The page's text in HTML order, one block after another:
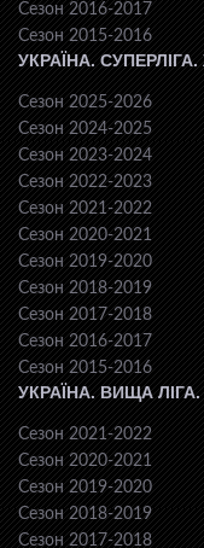
Сезон 2016-2017
Сезон 2015-2016
УКРАЇНА.
Сезон 2025-2026
Сезон 2024-2025
Сезон 2023-2024
Сезон 2022-2023
Сезон 2021-2022
Сезон 2020-2021
Сезон 2019-2020
Сезон 2018-2019
Сезон 2017-2018
Сезон 2016-2017
Сезон 2015-2016
УКРАЇНА. ВИЩА
Сезон 2021-2022
Сезон 2020-2021
Сезон 2019-2020
Сезон 2018-2019
Сезон 2017-2018